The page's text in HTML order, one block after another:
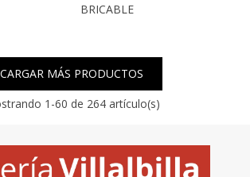
BRICABLE
CARGAR MÁS PRODUCTOS
1 -60 de 264 artículo(s)